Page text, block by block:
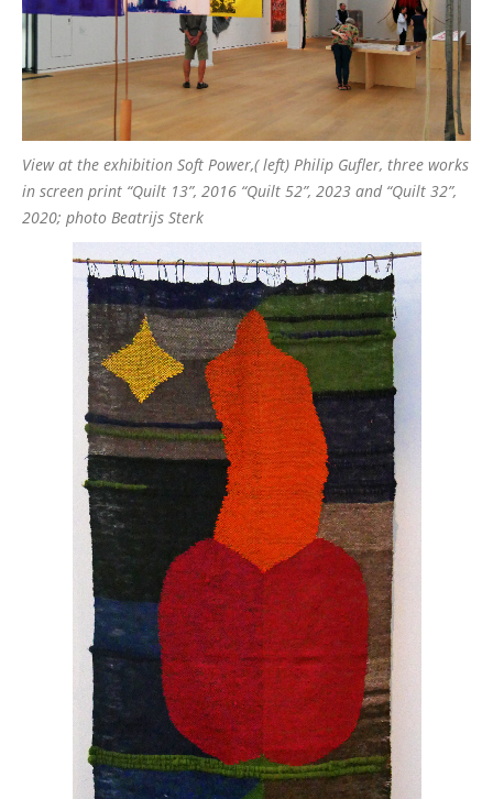
View at the exhibition Soft Power,( left) Philip Gufler, three works
in screen print “Quilt 13”, 2016 “Quilt 52”, 2023 and “Quilt 32”,
2020; photo Beatrijs Sterk